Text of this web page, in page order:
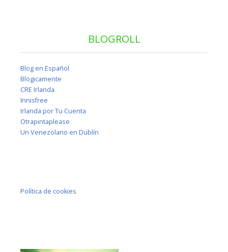
BLOGROLL
Blog en Español
Blogicamente
CRE Irlanda
Innisfree
Irlanda por Tu Cuenta
Otrapintaplease
Un Venezolano en Dublín
Política de cookies